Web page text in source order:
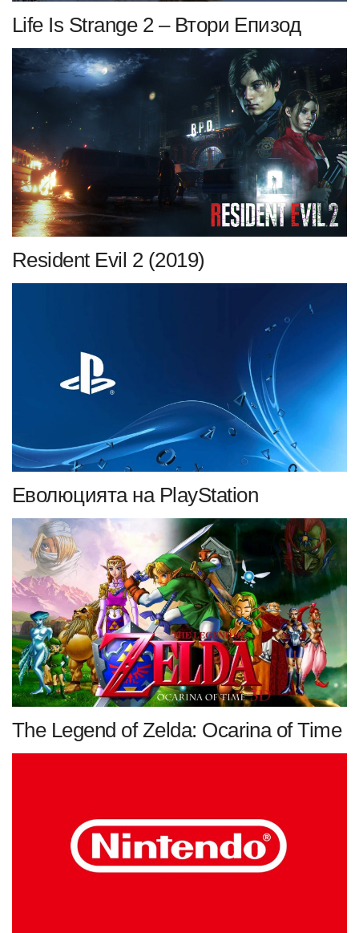
Life Is Strange 2 – Втори Епизод
Resident Evil 2 (2019)
Еволюцията на PlayStation
The Legend of Zelda: Ocarina of Time